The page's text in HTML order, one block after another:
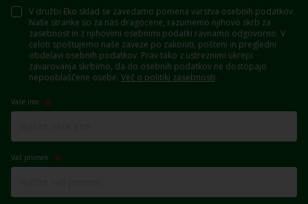
V družbi Eko sklad se zavedamo pomena varstva osebnih podatkov.
Naše stranke so za nas dragocene, razumemo njihovo skrb za
zasebnost in z njihovimi osebnimi podatki ravnamo odgovorno. V
celoti spoštujemo naše zaveze po zakoniti, pošteni in pregledni
obdelavi osebnih podatkov. Prav tako z ustreznimi ukrepi
zavarovanja skrbimo, da do osebnih podatkov ne dostopajo
nepooblaščene osebe. Več o politiki zasebnosti.
Vaše ime
Vaš priimek